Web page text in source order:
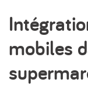
mobiles